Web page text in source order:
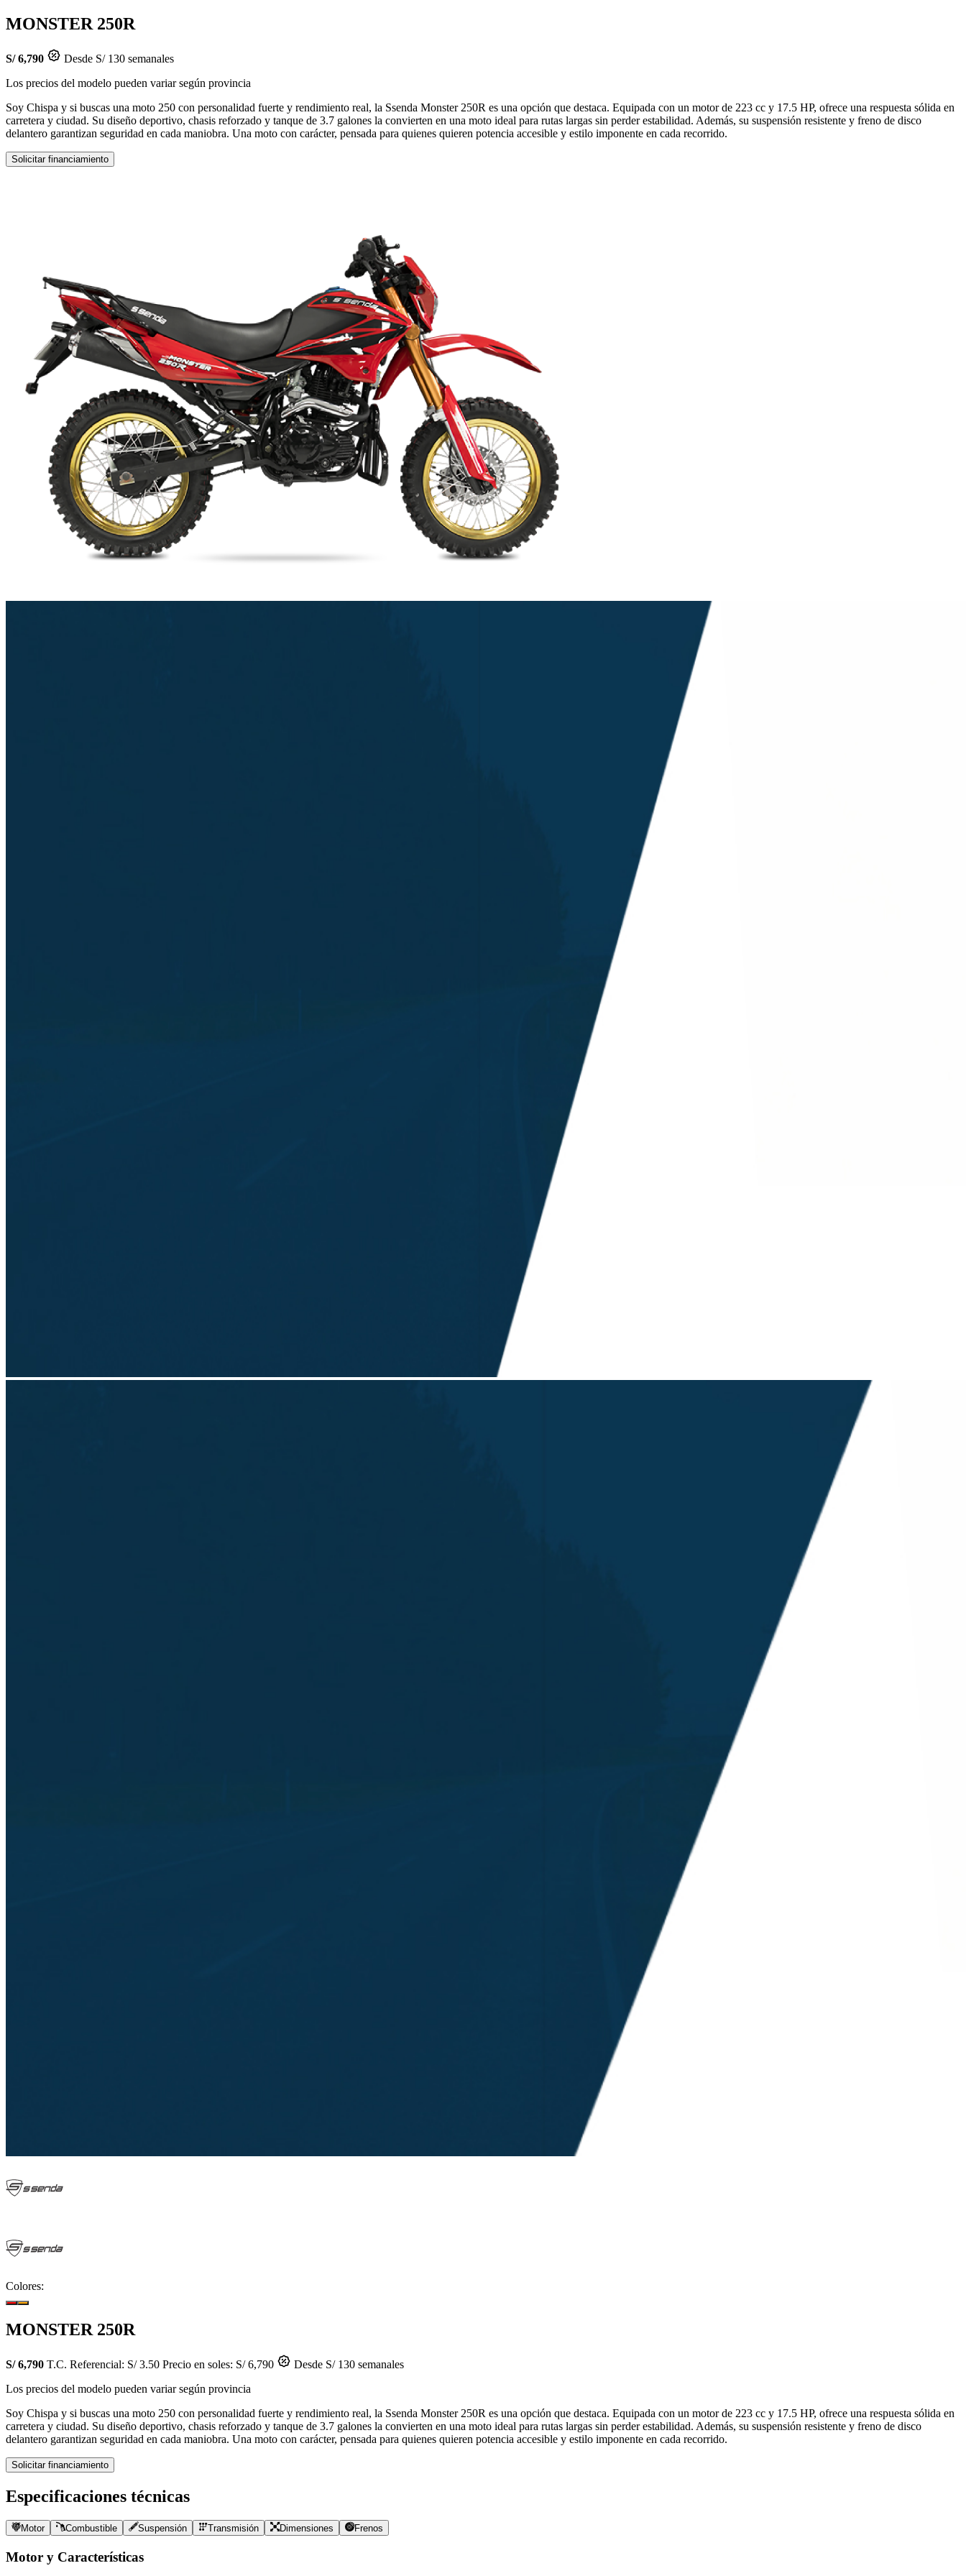
MONSTER 250R
S/ 6,790
Desde S/ 130 semanales
Los precios del modelo pueden variar según provincia
Soy Chispa y si buscas una moto 250 con personalidad fuerte y rendimiento real, la Ssenda Monster 250R es una opción que destaca. Equipada con un motor de 223 cc y 17.5 HP, ofrece una respuesta sólida en
carretera y ciudad. Su diseño deportivo, chasis reforzado y tanque de 3.7 galones la convierten en una moto ideal para rutas largas sin perder estabilidad. Además, su suspensión resistente y freno de disco
delantero garantizan seguridad en cada maniobra. Una moto con carácter, pensada para quienes quieren potencia accesible y estilo imponente en cada recorrido.
Solicitar financiamiento
Colores:
MONSTER 250R
S/ 6,790 T.C. Referencial: S/ 3.50 Precio en soles: S/ 6,790
Desde S/ 130 semanales
Los precios del modelo pueden variar según provincia
Soy Chispa y si buscas una moto 250 con personalidad fuerte y rendimiento real, la Ssenda Monster 250R es una opción que destaca. Equipada con un motor de 223 cc y 17.5 HP, ofrece una respuesta sólida en
carretera y ciudad. Su diseño deportivo, chasis reforzado y tanque de 3.7 galones la convierten en una moto ideal para rutas largas sin perder estabilidad. Además, su suspensión resistente y freno de disco
delantero garantizan seguridad en cada maniobra. Una moto con carácter, pensada para quienes quieren potencia accesible y estilo imponente en cada recorrido.
Solicitar financiamiento
Especificaciones técnicas
Motor Combustible Suspensión Transmisión Dimensiones Frenos
Motor y Características